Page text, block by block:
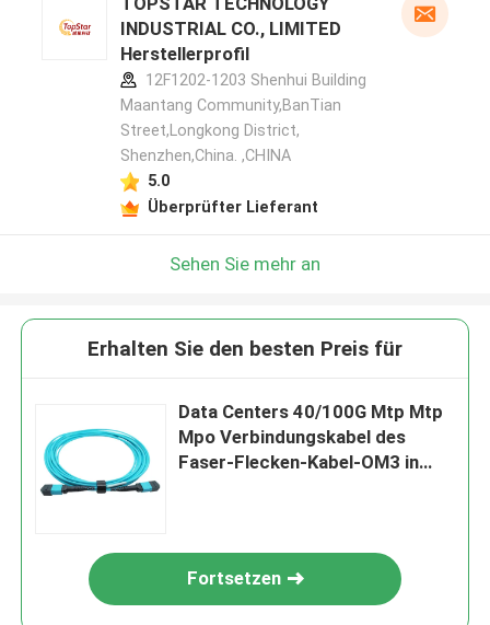
INDUSTRIAL CO., LIMITED
Herstellerprofil
12F1202-1203 Shenhui Building
Maantang Community,BanTian
Street,Longkong District,
Shenzhen,China. ,CHINA
5.0
Überprüfter Lieferant
Sehen Sie mehr an
Erhalten Sie den besten Preis für
Data Centers 40/100G Mtp Mtp
Mpo Verbindungskabel des
Faser-Flecken-Kabel-OM3 in
Fortsetzen